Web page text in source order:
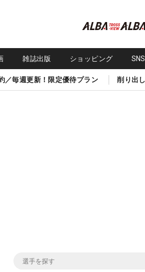
雑誌出版 ショッピング
／毎週更新！限定優待プラン 削り出